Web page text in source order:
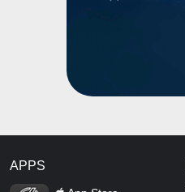
APPS